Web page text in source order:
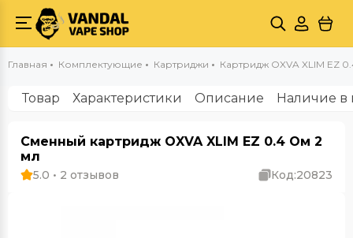
Главная Комплектующие Картриджи Картридж OXVA XLIM EZ
Товар Характеристики Описание Наличие в
Сменный картридж OXVA XLIM EZ 0.4 Ом 2
мл
5.0 • 2 отзывов Код:20823